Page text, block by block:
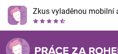
Zkus vyladěnou mobilní